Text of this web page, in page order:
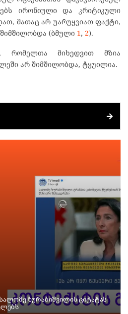
ირონიული და კრიტიკული
მათაც არ უარუყვიათ ფაქტი,
(ბმული 1, 2).
რომელთა მიხედვით მზია
არ შიმშილობდა, ტყუილია.
ზურაბიშვილის ციტატას